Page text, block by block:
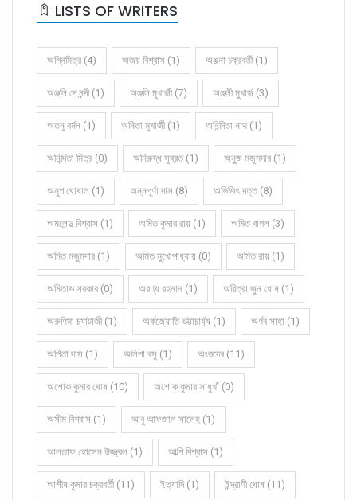
LISTS OF WRITERS
অগ্নিমিত্র (4) অজয় বিশ্বাস (1) অঞ্জনা চক্রবর্তী (1)
অঞ্জলি দে নন্দী (1) অঞ্জলি মুখার্জী (7) অঞ্জলী মুখার্জ (3)
অতনু বর্মন (1) অনিতা মুখার্জী (1) অনিন্দিতা নাথ (1)
অনিন্দিতা মিত্র (0) অনিরুদ্ধ সুব্রত (1) অনুজ মজুমদার (1)
অনুপ ঘোষাল (1) অন্নপূর্ণা দাস (8) অভিজিৎ দত্ত (8)
অমলেন্দু বিশ্বাস (1) অমিত কুমার রায় (1) অমিত বাগল (3)
অমিত মজুমদার (1) অমিত মুখোপাধ্যায় (0) অমিত রায় (1)
অমিতাভ সরকার (0) অরণ্য রহমান (1) অরিত্রা জুন ঘোষ (1)
অরুণিমা চ্যাটার্জী (1) অর্কজ্যোতি ভট্টাচার্য্য (1) অর্ণব সাহা (1)
অর্পিতা দাস (1) অলিপা বসু (1) অংশুদেব (11)
অশোক কুমার ঘোষ (10) অশোক কুমার সাধুখাঁ (0)
অসীম বিশ্বাস (1) আবু আফজাল সালেহ (1)
আলতাফ হোসেন উজ্জ্বল (1) আল্পি বিশ্বাস (1)
আশীষ কুমার চক্রবর্তী (11) ইত্যাদি (1) ইন্দ্রাণী ঘোষ (11)